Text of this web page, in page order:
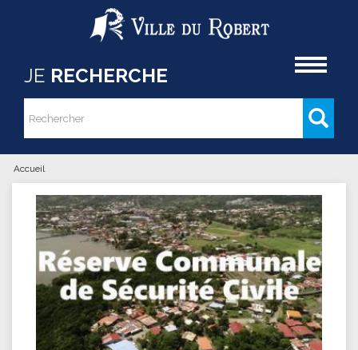
Aller au contenu principal
JE RECHERCHE
Formulaire de recherche
Rechercher
Vous êtes ici
Accueil